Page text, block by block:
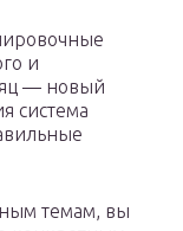
и
— новый
система
темам, вы